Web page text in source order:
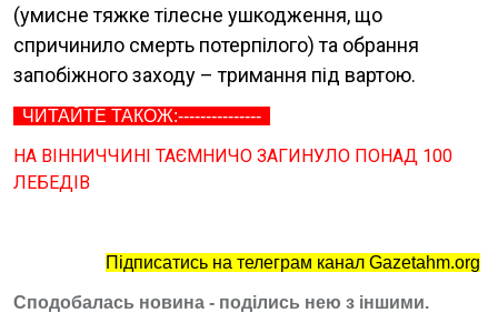
(умисне тяжке тілесне ушкодження, що
спричинило смерть потерпілого) та обрання
запобіжного заходу – тримання під вартою.
ЧИТАЙТЕ ТАКОЖ:---------------
НА ВІННИЧЧИНІ ТАЄМНИЧО ЗАГИНУЛО ПОНАД 100
ЛЕБЕДІВ
Підписатись на телеграм канал Gazetahm.org
Сподобалась новина - поділись нею з іншими.